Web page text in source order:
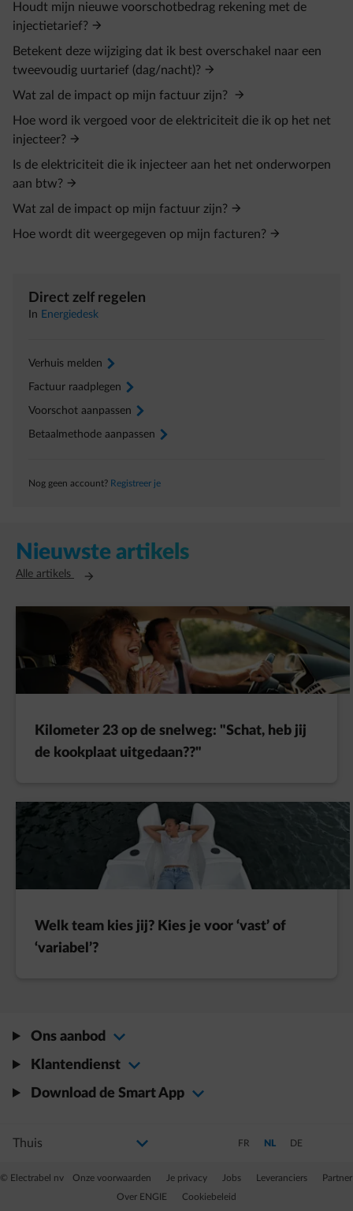
Houdt mijn nieuwe voorschotbedrag rekening met de
injectietarief?
Betekent deze wijziging dat ik best overschakel naar een
tweevoudig uurtarief (dag/nacht)?
Wat zal de impact op mijn factuur zijn?
Hoe word ik vergoed voor de elektriciteit die ik op het net
injecteer?
Is de elektriciteit die ik injecteer aan het net onderworpen
aan btw?
Wat zal de impact op mijn factuur zijn?
Hoe wordt dit weergegeven op mijn facturen?
Direct zelf regelen
In Energiedesk
Verhuis melden arrow-right
Factuur raadplegen arrow-right
Voorschot aanpassen arrow-right
Betaalmethode aanpassen arrow-right
Nog geen account? Registreer je
Nieuwste artikels
Alle artikels Opent in een nieuw tabblad
Kilometer 23 op de snelweg: "Schat, heb jij
de kookplaat uitgedaan??"
Welk team kies jij? Kies je voor ‘vast’ of
‘variabel’?
Ons aanbod
Klantendienst
Download de Smart App
Selecteer uw profiel
Als u de selectie wijzigt, gaat u naar een nieuwe pagina
© Electrabel nv Onze voorwaarden Je privacy Jobs Leveranciers
Partner
Over ENGIE
Cookiebeleid
Schakel over naar Frans
FR Schakel over naar
NL Schakel over
DE